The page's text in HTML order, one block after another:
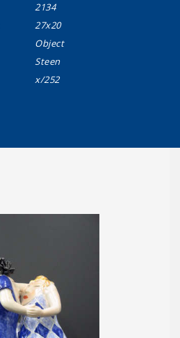
2134
27x20
Object
Steen
x/252